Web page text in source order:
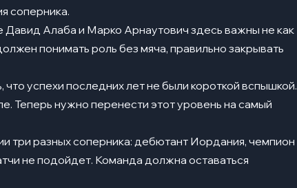
соперника.
Давид Алаба и Марко Арнаутович здесь важны не как
понимать роль без мяча, правильно закрывать
успехи последних лет не были короткой вспышкой.
Теперь нужно перенести этот уровень на самый
три разных соперника: дебютант Иордания, чемпион
не подойдет. Команда должна оставаться